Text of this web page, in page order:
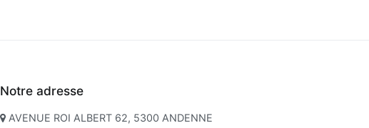
Notre adresse
AVENUE ROI ALBERT 62, 5300 ANDENNE